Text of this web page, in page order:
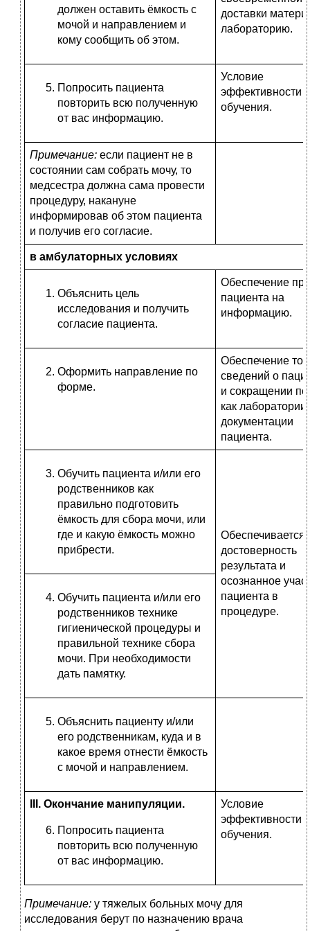
должен оставить ёмкость с
мочой и направлением и
кому сообщить об этом.
доставки
лабораторию.
Попросить пациента
повторить всю полученную
от вас информацию.
Условие
эффективности
обучения.
Примечание: если пациент не в
состоянии сам собрать мочу, то
медсестра должна сама провести
процедуру, накануне
информировав об этом пациента
и получив его согласие.
в амбулаторных условиях
Объяснить цель
исследования и получить
согласие пациента.
Обеспечение
пациента на
информацию.
Оформить направление по
форме.
Обеспечение
сведений о
и сокращении
как
документации
пациента.
Обучить пациента и/или его
родственников как
правильно подготовить
ёмкость для сбора мочи, или
где и какую ёмкость можно
прибрести.
Обеспечивается
достоверность
результата и
осознанное
пациента в
процедуре.
Обучить пациента и/или его
родственников технике
гигиенической процедуры и
правильной технике сбора
мочи. При необходимости
дать памятку.
Объяснить пациенту и/или
его родственникам, куда и в
какое время отнести ёмкость
с мочой и направлением.
. Окончание манипуляции.
Попросить пациента
повторить всю полученную
от вас информацию.
Условие
эффективности
обучения.
Примечание: у тяжелых больных мочу для
исследования берут по назначению врача